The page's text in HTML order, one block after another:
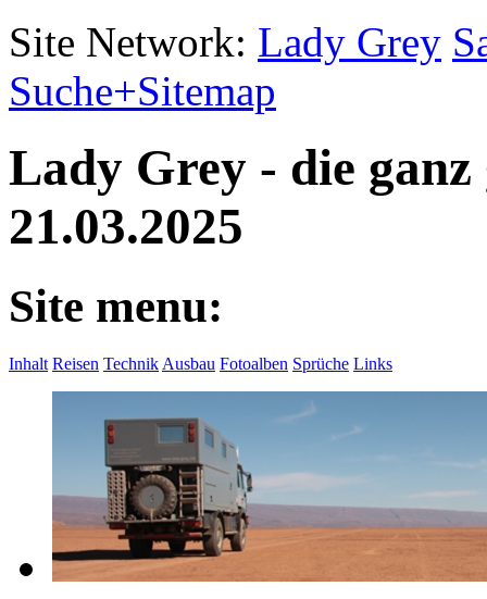
Site Network: Lady Grey
Suche+Sitemap
Lady Grey - die
21.03.2025
Site menu:
Inhalt Reisen Technik Ausbau Fotoalben Sprüche Links